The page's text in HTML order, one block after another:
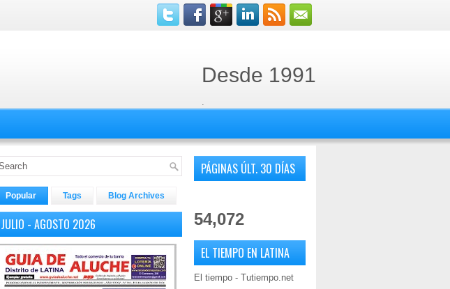
Desde 1991
Popular Tags Blog Archives
JULIO - AGOSTO 2026
PÁGINAS ÚLT. 30 DÍAS
54,072
EL TIEMPO EN LATINA
El tiempo - Tutiempo.net